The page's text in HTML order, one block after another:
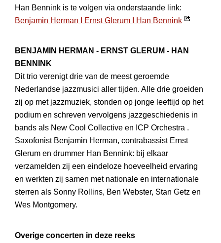
Han Bennink is te volgen via onderstaande link:
Benjamin Herman I Ernst Glerum I Han Bennink
Opent
BENJAMIN HERMAN - ERNST GLERUM - HAN
BENNINK
Dit trio verenigt drie van de meest geroemde
Nederlandse jazzmusici aller tijden. Alle drie groeiden
zij op met jazzmuziek, stonden op jonge leeftijd op het
podium en schreven vervolgens jazzgeschiedenis in
bands als New Cool Collective en ICP Orchestra .
Saxofonist Benjamin Herman, contrabassist Ernst
Glerum en drummer Han Bennink: bij elkaar
verzamelden zij een eindeloze hoeveelheid ervaring
en werkten zij samen met nationale en internationale
sterren als Sonny Rollins, Ben Webster, Stan Getz en
Wes Montgomery.
Overige concerten in deze reeks